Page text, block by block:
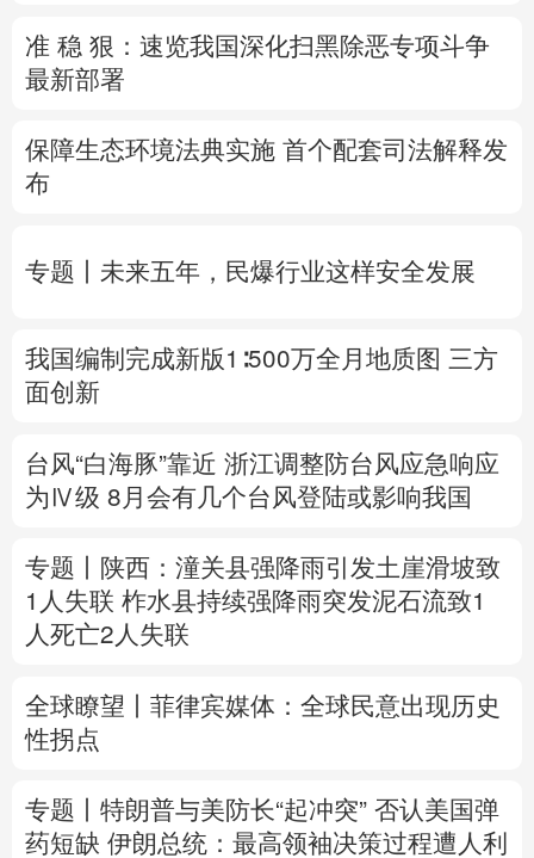
多语种频道
准 稳 狠：速览我国深化扫黑除恶专项斗争
最新部署
保障生态环境法典实施 首个配套司法解释发
布
专题丨 未来五年，民爆行业这样安全发展
我国编制完成新版1∶500万全月地质图 三方
面创新
台风“白海豚”靠近 浙江调整防台风应急响应
为Ⅳ级 8月 会有几个台风登陆或影响我国
专题丨
陕西：潼关县强降雨引发土崖滑坡致
1人失联 柞水县持续强降雨突发泥石流致1
人死亡2人失联
全球瞭望丨菲律宾媒体：全球民意出现历史
性拐点
专题丨 特朗普与美防长“起冲突” 否认美国弹
药短缺 伊朗总统：最高领袖决策过程遭人利